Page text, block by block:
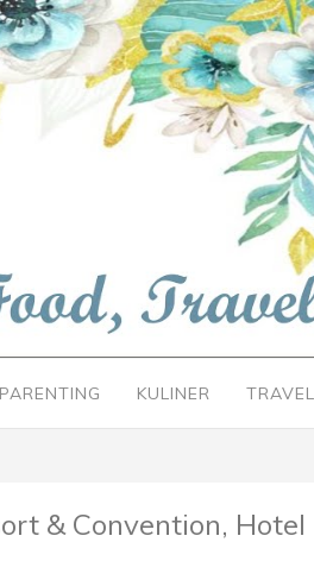
PARENTING KULINER
& Convention,